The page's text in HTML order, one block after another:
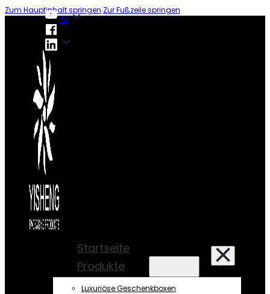
Zum Hauptinhalt springen Zur Fußzeile springen
DE
Startseite
Produkte
Luxuriöse Geschenkboxen